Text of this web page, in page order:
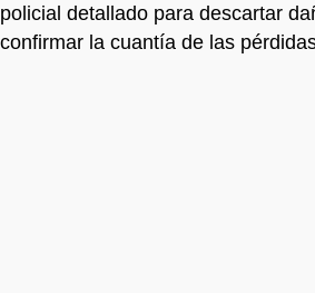
policial detallado para descartar
confirmar la cuantía de las